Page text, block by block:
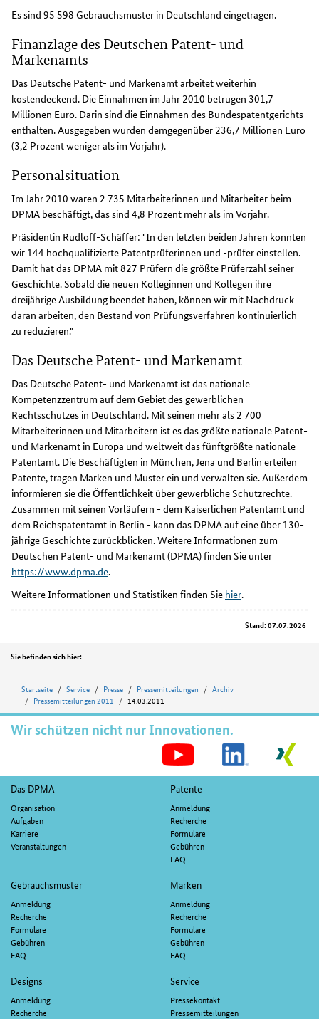
Es sind 95 598 Gebrauchsmuster in Deutschland eingetragen.
Finanzlage des Deutschen Patent- und
Markenamts
Das Deutsche Patent- und Markenamt arbeitet weiterhin
kostendeckend. Die Einnahmen im Jahr 2010 betrugen 301,7
Millionen Euro. Darin sind die Einnahmen des Bundespatentgerichts
enthalten. Ausgegeben wurden demgegenüber 236,7 Millionen Euro
(3,2 Prozent weniger als im Vorjahr).
Personalsituation
Im Jahr 2010 waren 2 735 Mitarbeiterinnen und Mitarbeiter beim
DPMA beschäftigt, das sind 4,8 Prozent mehr als im Vorjahr.
Präsidentin Rudloff-Schäffer: "In den letzten beiden Jahren konnten
wir 144 hochqualifizierte Patentprüferinnen und -prüfer einstellen.
Damit hat das DPMA mit 827 Prüfern die größte Prüferzahl seiner
Geschichte. Sobald die neuen Kolleginnen und Kollegen ihre
dreijährige Ausbildung beendet haben, können wir mit Nachdruck
daran arbeiten, den Bestand von Prüfungsverfahren kontinuierlich
zu reduzieren."
Das Deutsche Patent- und Markenamt
Das Deutsche Patent- und Markenamt ist das nationale
Kompetenzzentrum auf dem Gebiet des gewerblichen
Rechtsschutzes in Deutschland. Mit seinen mehr als 2 700
Mitarbeiterinnen und Mitarbeitern ist es das größte nationale Patent-
und Markenamt in Europa und weltweit das fünftgrößte nationale
Patentamt. Die Beschäftigten in München, Jena und Berlin erteilen
Patente, tragen Marken und Muster ein und verwalten sie. Außerdem
informieren sie die Öffentlichkeit über gewerbliche Schutzrechte.
Zusammen mit seinen Vorläufern - dem Kaiserlichen Patentamt und
dem Reichspatentamt in Berlin - kann das DPMA auf eine über 130-
jährige Geschichte zurückblicken. Weitere Informationen zum
Deutschen Patent- und Markenamt (DPMA) finden Sie unter
https://www.dpma.de.
Weitere Informationen und Statistiken finden Sie hier.
Stand: 07.07.2026
Position
Sie befinden sich hier:
Startseite Service Presse Pressemitteilungen
Archiv
Pressemitteilungen 2011
14.03.2011
Wir schützen nicht nur Innovationen.
Fußnavigation
Das DPMA
Organisation
Aufgaben
Karriere
Veranstaltungen
Patente
Anmeldung
Recherche
Formulare
Gebühren
FAQ
Gebrauchsmuster
Anmeldung
Recherche
Formulare
Gebühren
FAQ
Marken
Anmeldung
Recherche
Formulare
Gebühren
FAQ
Designs
Anmeldung
Recherche
Service
Pressekontakt
Pressemitteilungen